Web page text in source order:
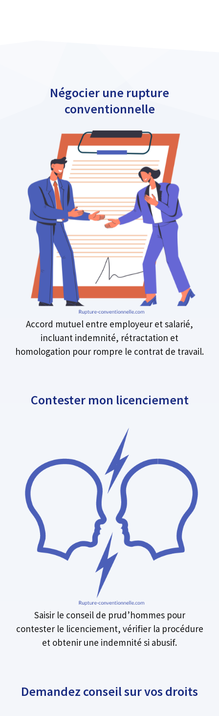
Négocier une rupture
conventionnelle
Accord mutuel entre employeur et salarié,
incluant indemnité, rétractation et
homologation pour rompre le contrat de travail.
Contester mon licenciement
Saisir le conseil de prud’hommes pour
contester le licenciement, vérifier la procédure
et obtenir une indemnité si abusif.
Demandez conseil sur vos droits